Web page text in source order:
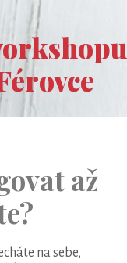
až
na sebe,